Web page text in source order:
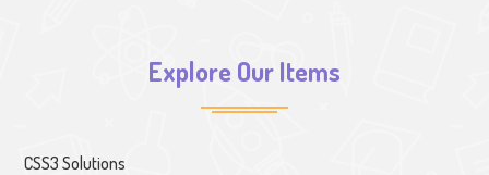
Explore Our Items
CSS3 Solutions